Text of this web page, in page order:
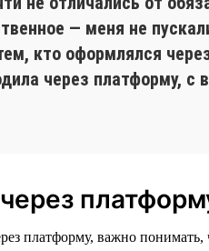
— меня не
кто оформлялся
через платформу,
платформу, важно